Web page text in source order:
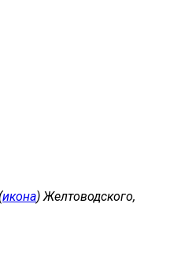
(икона) Желтоводского,